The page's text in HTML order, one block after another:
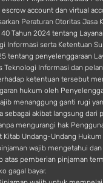
account dan virtual
Peraturan Otoritas Jasa
Tahun 2024 tentang
Informasi serta Ketentuan
tentang penyelenggaraan
Teknologi Informasi dan
ketentuan tersebut
hukum oleh
menanggung ganti rugi
sebagai akibat langsung dari
mengurangi hak
Kitab Undang-Undang Hukum
wajib mengetahui
atas pemberian pinjaman
gagal bayar.